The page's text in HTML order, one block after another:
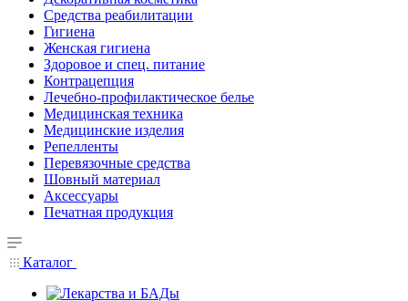
Средства реабилитации
Гигиена
Женская гигиена
Здоровое и спец. питание
Контрацепция
Лечебно-профилактическое белье
Медицинская техника
Медицинские изделия
Репелленты
Перевязочные средства
Шовный материал
Аксессуары
Печатная продукция
Каталог